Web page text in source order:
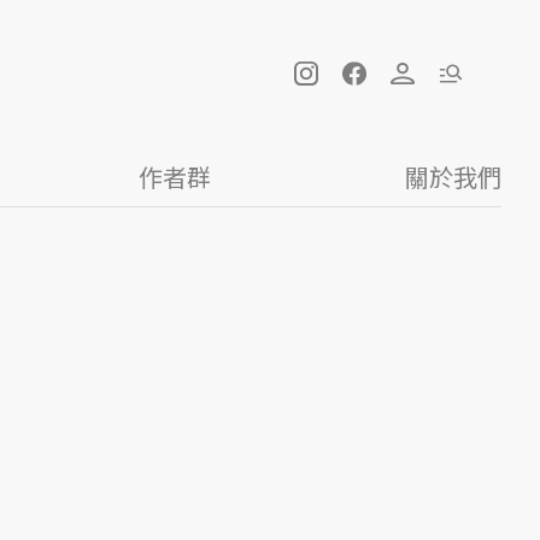
作者群 關於我們